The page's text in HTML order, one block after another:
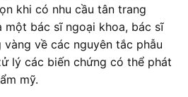
khi có nhu cầu tân trang
một bác sĩ ngoại khoa, bác sĩ
vàng về các nguyên tắc phẫu
lý các biến chứng có thể phát
mỹ.